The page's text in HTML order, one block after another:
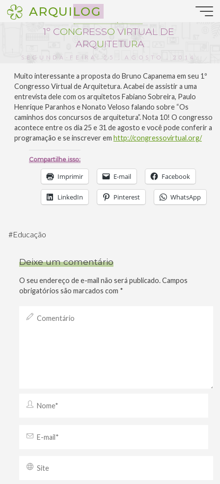
Pular
para
ARQUILOG
Notícias da Arquitetura
1º CONGRESSO VIRTUAL DE
ARQUITETURA
SEGUNDA-FEIRA, 25 . AGOSTO . 2014
Muito interessante a proposta do Bruno Capanema em seu 1º
Congresso Virtual de Arquitetura. Acabei de assistir a uma
entrevista dele com os arquitetos Fabiano Sobreira, Paulo
Henrique Paranhos e Nonato Veloso falando sobre “Os
caminhos dos concursos de arquitetura”. Nota 10! O congresso
acontece entre os dia 25 e 31 de agosto e você pode conferir a
programação e se inscrever emhttp://congressovirtual.org/
Compartilhe isso:
Imprimir E-mail Facebook
LinkedIn Pinterest WhatsApp
#Educação
Deixe um comentário
O seu endereço de e-mail não será publicado.Campos
obrigatórios são marcados com *